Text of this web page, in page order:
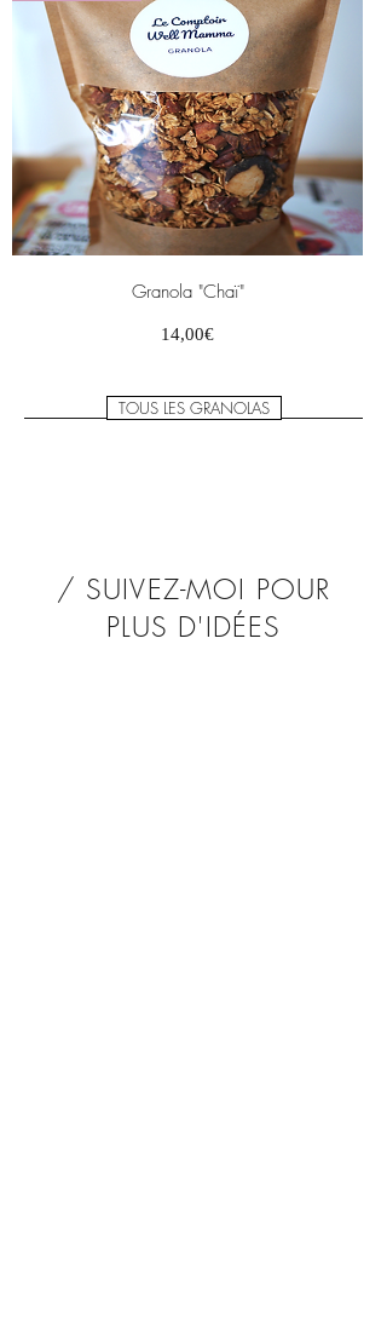
Granola "Chaï"
14,00€Prix
TOUS LES GRANOLAS
/ SUIVEZ-MOI POUR
PLUS D'IDÉES